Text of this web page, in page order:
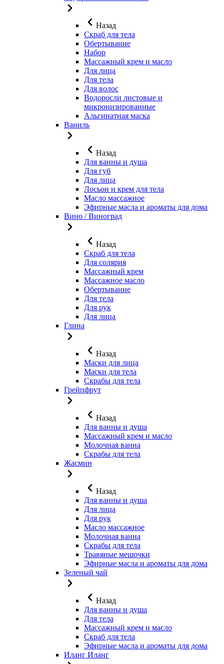
Назад
Скраб для тела
Обертывание
Набор
Массажный крем и масло
Для лица
Для тела
Для волос
Водоросли листовые и
микронизированные
Альгинатная маска
Ваниль
Назад
Для ванны и душа
Для губ
Для лица
Лосьон и крем для тела
Масло массажное
Эфирные масла и ароматы для дома
Вино / Виноград
Назад
Скраб для тела
Для солярия
Массажный крем
Массажное масло
Обертывание
Для тела
Для рук
Для лица
Глина
Назад
Маски для лица
Маски для тела
Скрабы для тела
Грейпфрут
Назад
Для ванны и душа
Массажный крем и масло
Молочная ванна
Скрабы для тела
Жасмин
Назад
Для ванны и душа
Для лица
Для рук
Масло массажное
Молочная ванна
Скрабы для тела
Травяные мешочки
Эфирные масла и ароматы для дома
Зеленый чай
Назад
Для ванны и душа
Для тела
Массажный крем и масло
Скраб для тела
Эфирные масла и ароматы для дома
Иланг Иланг